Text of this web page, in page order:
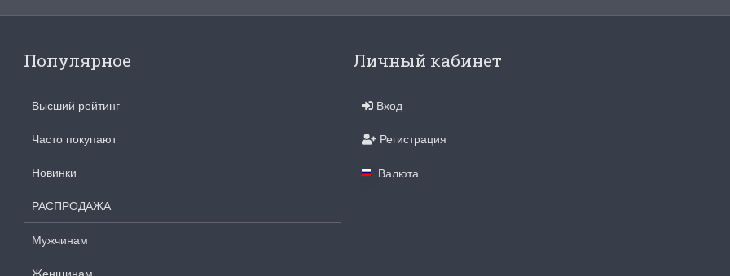
Популярное
Высший рейтинг
Часто покупают
Новинки
РАСПРОДАЖА
Мужчинам
Женщинам
Личный кабинет
Вход
Регистрация
Валюта